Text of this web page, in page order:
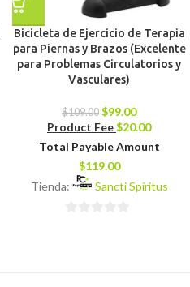
Bicicleta de Ejercicio de Terapia
para Piernas y Brazos (Excelente
para Problemas Circulatorios y
Vasculares)
$109.00 $99.00
Product Fee$20.00
Total Payable Amount
$119.00
Tienda:
Sancti Spíritus